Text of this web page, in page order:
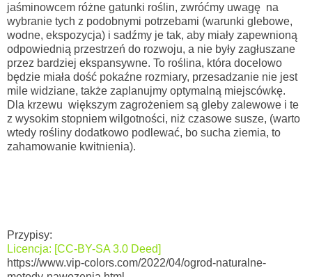
jaśminowcem różne gatunki roślin, zwróćmy uwagę na
wybranie tych z podobnymi potrzebami (warunki glebowe,
wodne, ekspozycja) i sadźmy je tak, aby miały zapewnioną
odpowiednią przestrzeń do rozwoju, a nie były zagłuszane
przez bardziej ekspansywne. To roślina, która docelowo
będzie miała dość pokaźne rozmiary, przesadzanie nie jest
mile widziane, także zaplanujmy optymalną miejscówkę.
Dla krzewu większym zagrożeniem są gleby zalewowe i te
z wysokim stopniem wilgotności, niż czasowe susze, (warto
wtedy rośliny dodatkowo podlewać, bo sucha ziemia, to
zahamowanie kwitnienia).
Przypisy:
Licencja: [CC-BY-SA 3.0 Deed]
https://www.vip-colors.com/2022/04/ogrod-naturalne-